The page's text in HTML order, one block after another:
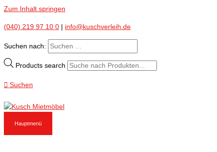
Zum Inhalt springen
(040) 219 97 10 0 info@kuschverleih.de
Suchen nach:
Products search
Suchen
Hauptmenü